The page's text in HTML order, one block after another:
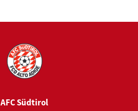
AFC Südtirol